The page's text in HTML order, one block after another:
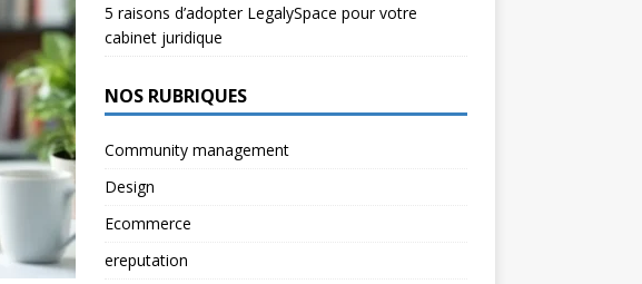
5 raisons d’adopter LegalySpace pour votre
cabinet juridique
NOS RUBRIQUES
Community management
Design
Ecommerce
ereputation